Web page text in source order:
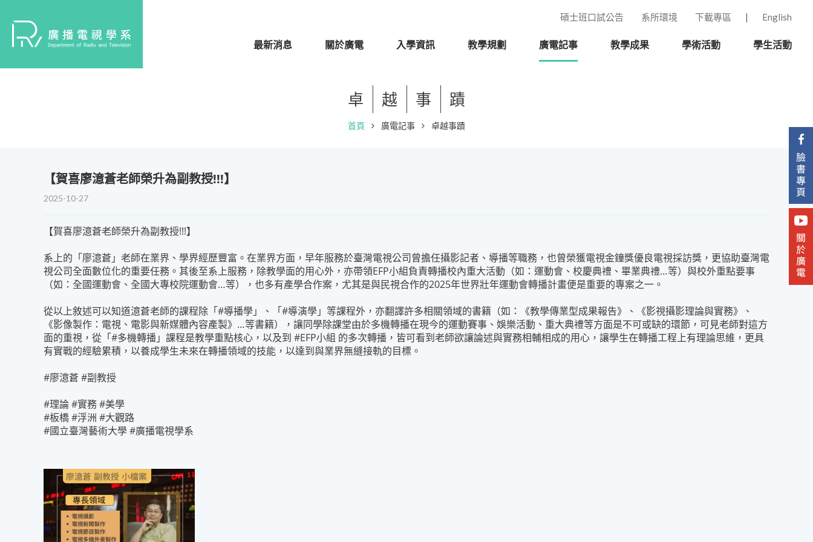
碩士班口試公告 系所環境 下載專區 English
最新消息 關於廣電 入學資訊 教學規劃 廣電記事 教學成果 學術活動 學生活動
卓 越 事 蹟
首頁 廣電記事 卓越事蹟
​【賀喜廖澺蒼老師榮升為副教授!!!】
2025-10-27
【賀喜廖澺蒼老師榮升為副教授!!!】
系上的「廖澺蒼」老師在業界、學界經歷豐富。在業界方面，早年服務於臺灣電視公司曾擔任攝影記者、導播等職務，也曾榮獲電視金鐘獎優良電視採訪獎，更協助臺灣電
視公司全面數位化的重要任務。其後至系上服務，除教學面的用心外，亦帶領EFP小組負責轉播校內重大活動（如：運動會、校慶典禮、畢業典禮…等）與校外重點要事
（如：全國運動會、全國大專校院運動會…等），也多有產學合作案，尤其是與民視合作的2025年世界壯年運動會轉播計畫便是重要的專案之一。
從以上敘述可以知道澺蒼老師的課程除「#導播學」、「#導演學」等課程外，亦翻譯許多相關領域的書籍（如：《教學傳業型成果報告》、《影視攝影理論與實務》、
《影像製作：電視、電影與新媒體內容產製》…等書籍），讓同學除課堂由於多機轉播在現今的運動賽事、娛樂活動、重大典禮等方面是不可或缺的環節，可見老師對這方
面的重視，從「#多機轉播」課程是教學重點核心，以及到 #EFP小組 的多次轉播，皆可看到老師欲讓論述與實務相輔相成的用心，讓學生在轉播工程上有理論思維，更具
有實戰的經驗累積，以養成學生未來在轉播領域的技能，以達到與業界無縫接軌的目標。
#廖澺蒼 #副教授
#理論 #實務 #美學
#板橋 #浮洲 #大觀路
#國立臺灣藝術大學 #廣播電視學系